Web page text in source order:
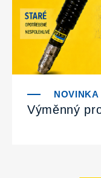
Výměnný